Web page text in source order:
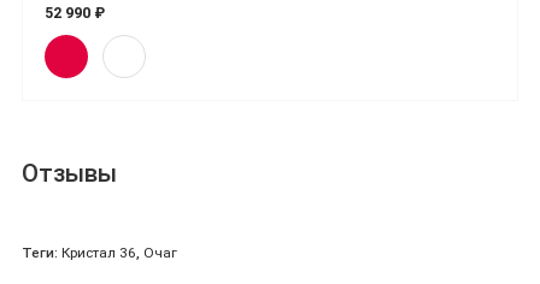
52 990 ₽
Отзывы
Теги: Кристал 36 Очаг